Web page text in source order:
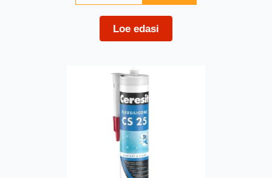
Loe edasi